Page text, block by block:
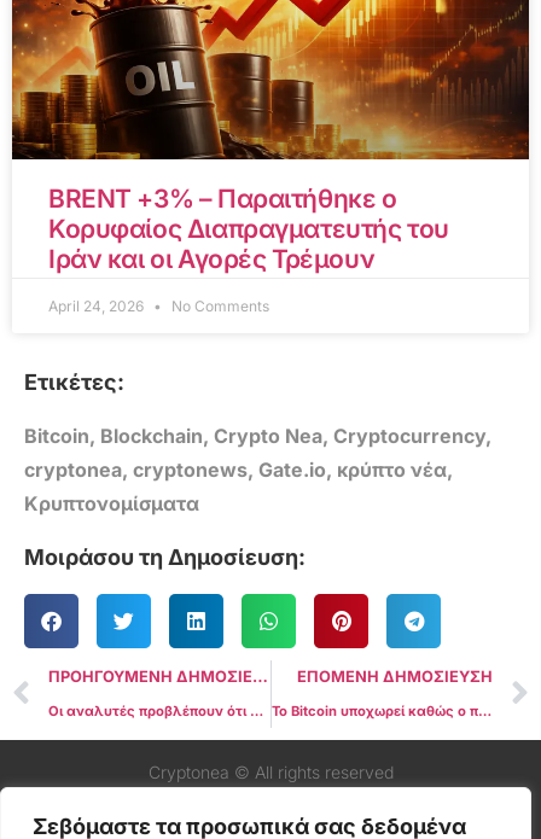
Σεβόμαστε τα προσωπικά σας δεδομένα
BRENT +3% – Παραιτήθηκε ο
Κορυφαίος Διαπραγματευτής του
Ιράν και οι Αγορές Τρέμουν
April 24, 2026 No Comments
Ετικέτες:
Bitcoin, Blockchain, Crypto Nea, Cryptocurrency,
cryptonea, cryptonews, Gate.io, κρύπτο νέα,
Κρυπτονομίσματα
Μοιράσου τη Δημοσίευση:
ΠΡΟΗΓΟΥΜΕΝΗ ΔΗΜΟΣΙΕΥΣΗ
Οι αναλυτές προβλέπουν ότι το Bitcoin θα μπορούσε να εκτιναχθεί στα $100.000 αυτόν τον Νοέμβριο
ΕΠΟΜΕΝΗ ΔΗΜΟΣΙΕΥΣΗ
Το Bitcoin υποχωρεί καθώς ο πρόεδρος της Fed Powell σηματοδοτεί ότι δεν υπάρχει βιασύνη για μείωση των επιτοκίων
Cryptonea © All rights reserved